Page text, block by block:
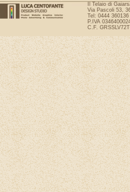
Il Telaio di
Via Pascoli 53,
Tel: 0444 360136
P.IVA
C.F.